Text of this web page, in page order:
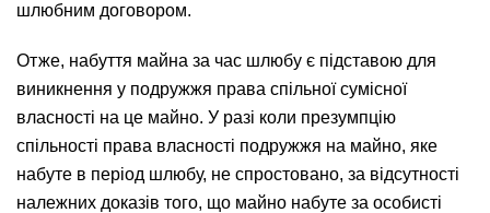
шлюбним договором.
Отже, набуття майна за час шлюбу є підставою для
виникнення у подружжя права спільної сумісної
власності на це майно. У разі коли презумпцію
спільності права власності подружжя на майно, яке
набуте в період шлюбу, не спростовано, за відсутності
належних доказів того, що майно набуте за особисті